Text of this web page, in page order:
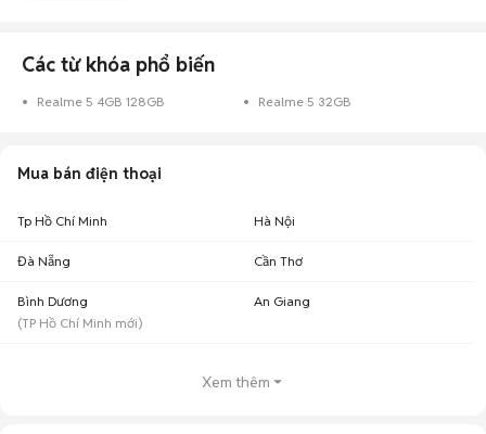
Realme 5 giá dưới 2 triệu: 34 điện thoại
Realme 5 giá 3 - 5 triệu
: 7 điện thoại
Các từ khóa phổ biến
Realme 5 4GB 128GB Realme 5 32GB
Mua bán điện thoại
Tp Hồ Chí Minh Hà Nội
Đà Nẵng Cần Thơ
Bình Dương
(TP Hồ Chí Minh mới)
An Giang
Xem thêm